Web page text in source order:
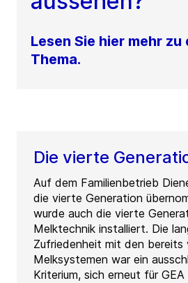
Lesen Sie hier mehr zu
Thema.
Die vierte
Auf dem Familienbetrieb
die vierte Generation
wurde auch die vierte
Melktechnik installiert. Die
Zufriedenheit mit den bereits
Melksystemen war ein
Kriterium, sich erneut für